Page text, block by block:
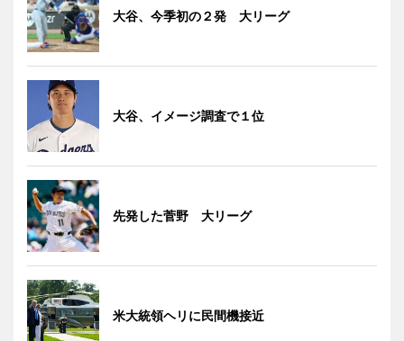
大谷、今季初の２発 大リーグ
大谷、イメージ調査で１位
先発した菅野 大リーグ
米大統領ヘリに民間機接近